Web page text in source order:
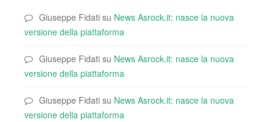
Giuseppe Fidati su News Asrock.it: nasce la nuova
versione della piattaforma
Giuseppe Fidati su News Asrock.it: nasce la nuova
versione della piattaforma
Giuseppe Fidati su News Asrock.it: nasce la nuova
versione della piattaforma